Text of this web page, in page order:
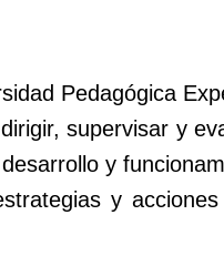
Pedagógica
supervisar y
y
y